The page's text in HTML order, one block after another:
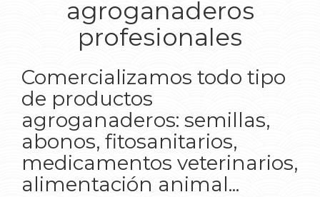
agroganaderos
profesionales
Comercializamos todo tipo
de productos
agroganaderos: semillas,
abonos, fitosanitarios,
medicamentos veterinarios,
alimentación animal...